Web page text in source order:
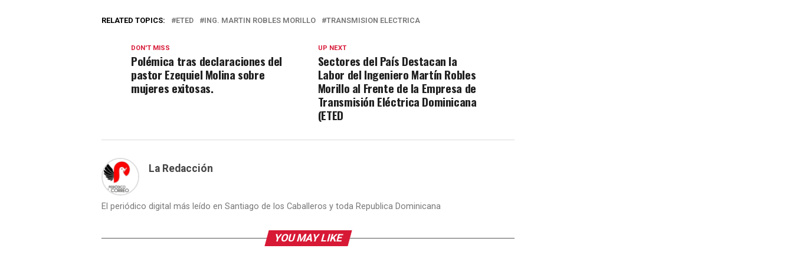
RELATED TOPICS: ETED ING. MARTIN ROBLES MORILLO TRANSMISION ELECTRICA
UP NEXT
Sectores del País Destacan la
Labor del Ingeniero Martín Robles
Morillo al Frente de la Empresa de
Transmisión Eléctrica Dominicana
(ETED
DON'T MISS
Polémica tras declaraciones del
pastor Ezequiel Molina sobre
mujeres exitosas.
La Redacción
El periódico digital más leído en Santiago de los Caballeros y toda Republica Dominicana
YOU MAY LIKE